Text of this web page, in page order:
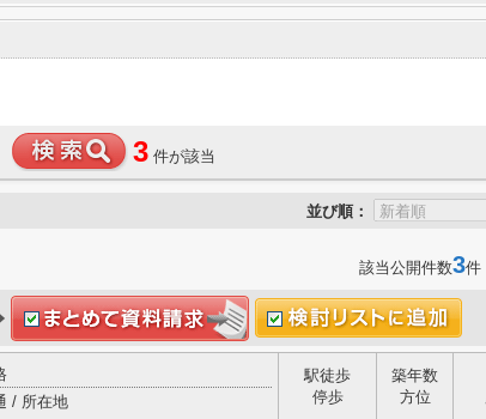
3 件が該当
並び順：
該当公開件数3件
/ 所在地
駅徒歩
停歩
築年数
方位